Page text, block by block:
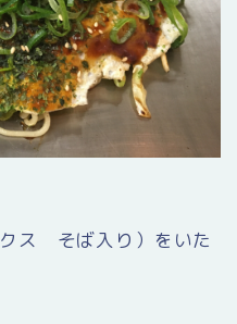
ス そば入り）をいた